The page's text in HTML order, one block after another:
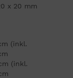
x 20 mm
(inkl.
(inkl.